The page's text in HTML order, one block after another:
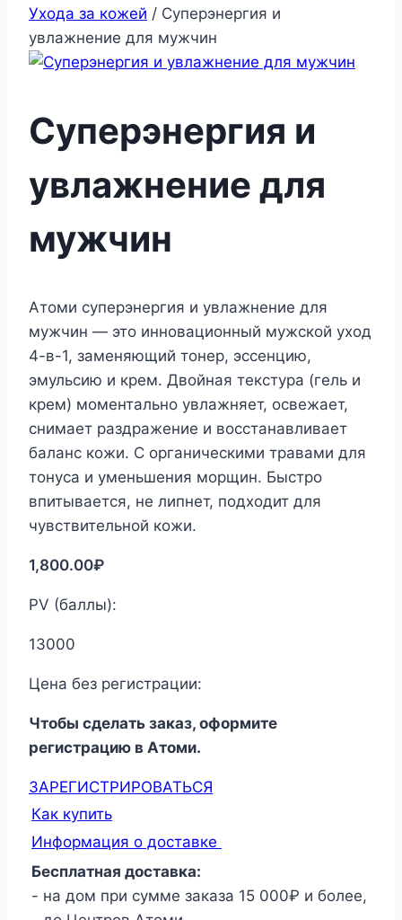
Ухода за кожей / Суперэнергия и
увлажнение для мужчин
Суперэнергия и
увлажнение для
мужчин
Атоми суперэнергия и увлажнение для
мужчин — это инновационный мужской уход
4-в-1, заменяющий тонер, эссенцию,
эмульсию и крем. Двойная текстура (гель и
крем) моментально увлажняет, освежает,
снимает раздражение и восстанавливает
баланс кожи. С органическими травами для
тонуса и уменьшения морщин. Быстро
впитывается, не липнет, подходит для
чувствительной кожи.
1,800.00₽
PV (баллы):
13000
Цена без регистрации:
Чтобы сделать заказ, оформите
регистрацию в Атоми.
ЗАРЕГИСТРИРОВАТЬСЯ
Как купить
Информация о доставке
Бесплатная доставка:
- на дом при сумме заказа 15 000₽ и более,